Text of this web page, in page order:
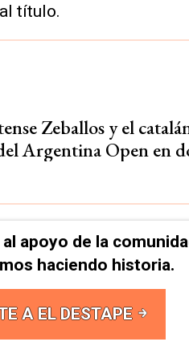
título.
Zeballos y el
Argentina Open en
apoyo de la
haciendo historia.
A EL DESTAPE